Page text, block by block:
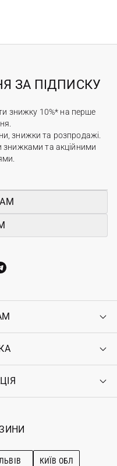
ЗА ПІДПИСКУ
знижку 10%* на перше
знижки та розпродажі.
та акційними
ЛЬВІВ КИЇВ ОБЛ